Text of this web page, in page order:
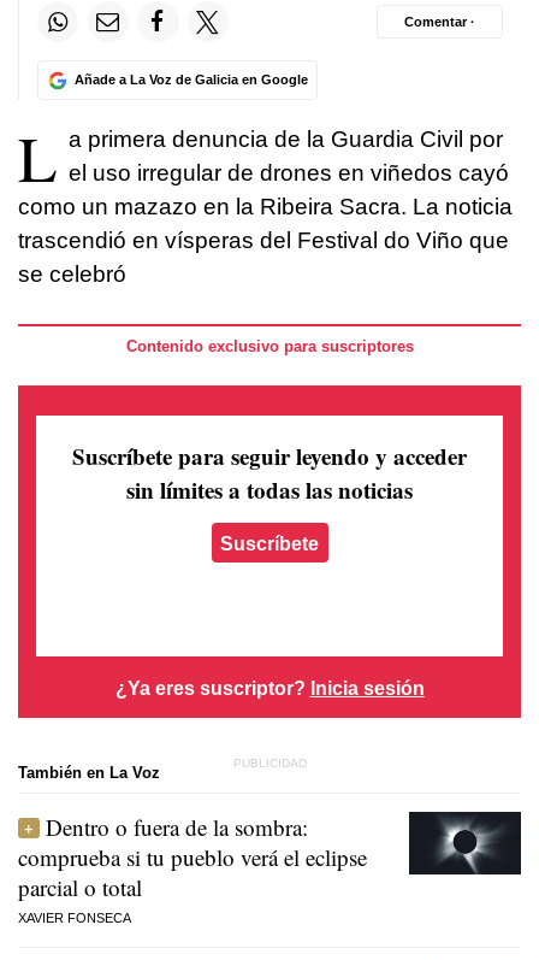
Añade a La Voz de Galicia en Google
Comentar ·
L a primera denuncia de la Guardia Civil por
el uso irregular de drones en viñedos cayó
como un mazazo en la Ribeira Sacra. La noticia
trascendió en vísperas del Festival do Viño que
se celebró
Contenido exclusivo para suscriptores
Suscríbete para seguir leyendo y acceder
sin límites a todas las noticias
Suscríbete
¿Ya eres suscriptor? Inicia sesión
También en La Voz
Dentro o fuera de la sombra:
comprueba si tu pueblo verá el eclipse
parcial o total
XAVIER FONSECA